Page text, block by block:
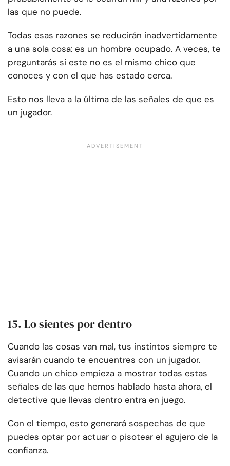
las que no puede.
Todas esas razones se reducirán inadvertidamente
a una sola cosa: es un hombre ocupado. A veces, te
preguntarás si este no es el mismo chico que
conoces y con el que has estado cerca.
Esto nos lleva a la última de las señales de que es
un jugador.
15. Lo sientes por dentro
Cuando las cosas van mal, tus instintos siempre te
avisarán cuando te encuentres con un jugador.
Cuando un chico empieza a mostrar todas estas
señales de las que hemos hablado hasta ahora, el
detective que llevas dentro entra en juego.
Con el tiempo, esto generará sospechas de que
puedes optar por actuar o pisotear el agujero de la
confianza.